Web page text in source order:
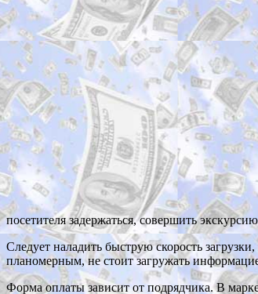
посетителя задержаться, совершить
Следует наладить быструю скорость
планомерным, не стоит загружать
Форма оплаты зависит от подрядчика. В